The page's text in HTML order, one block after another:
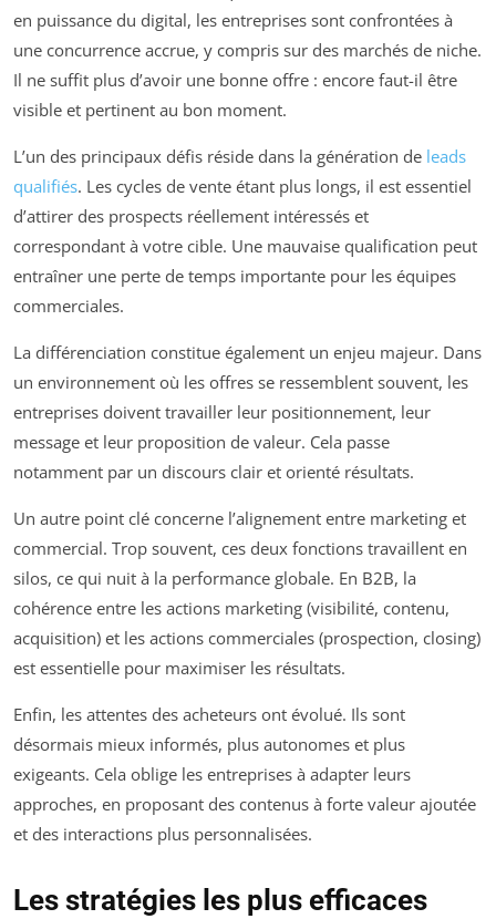
en puissance du digital, les entreprises sont confrontées à
une concurrence accrue, y compris sur des marchés de niche.
Il ne suffit plus d’avoir une bonne offre : encore faut-il être
visible et pertinent au bon moment.
L’un des principaux défis réside dans la génération de leads
qualifiés. Les cycles de vente étant plus longs, il est essentiel
d’attirer des prospects réellement intéressés et
correspondant à votre cible. Une mauvaise qualification peut
entraîner une perte de temps importante pour les équipes
commerciales.
La différenciation constitue également un enjeu majeur. Dans
un environnement où les offres se ressemblent souvent, les
entreprises doivent travailler leur positionnement, leur
message et leur proposition de valeur. Cela passe
notamment par un discours clair et orienté résultats.
Un autre point clé concerne l’alignement entre marketing et
commercial. Trop souvent, ces deux fonctions travaillent en
silos, ce qui nuit à la performance globale. En B2B, la
cohérence entre les actions marketing (visibilité, contenu,
acquisition) et les actions commerciales (prospection, closing)
est essentielle pour maximiser les résultats.
Enfin, les attentes des acheteurs ont évolué. Ils sont
désormais mieux informés, plus autonomes et plus
exigeants. Cela oblige les entreprises à adapter leurs
approches, en proposant des contenus à forte valeur ajoutée
et des interactions plus personnalisées.
Les stratégies les plus efficaces